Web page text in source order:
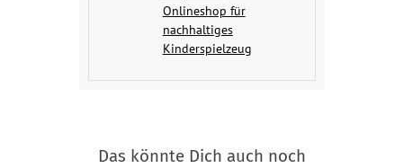
Onlineshop für
nachhaltiges
Kinderspielzeug
Das könnte Dich auch noch